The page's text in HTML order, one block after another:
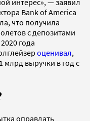
Bank of America
что получила
с депозитами
года
оценивал,
млрд выручки в год с
оправдать